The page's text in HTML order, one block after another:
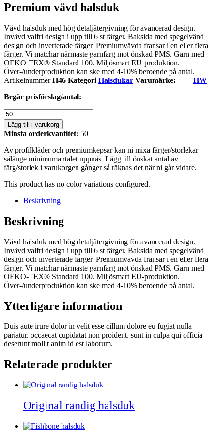
Premium vävd halsduk
Vävd halsduk med hög detaljåtergivning för avancerad design.
Invävd valfri design i upp till 6 st färger. Baksida med spegelvänd
design och inverterade färger. Premiumvävda fransar i en eller flera
färger. Vi matchar närmaste garnfärg mot önskad PMS. Garn med
OEKO-TEX® Standard 100. Miljösmart EU-produktion.
Över-/underproduktion kan ske med 4-10% beroende på antal.
ArtikelnummerH46 Kategori Halsdukar Varumärke:
HW
Begär prisförslag/antal:
Premium
vävd
halsduk
mängd
Lägg till i varukorg
Minsta orderkvantitet: 50
Av profilkläder och premiumkepsar kan ni mixa färger/storlekar
sålänge minimumantalet uppnås. Lägg till önskat antal av
färg/storlek i varukorgen gånger så räknas det när ni går vidare.
This product has no color variations configured.
Beskrivning
Beskrivning
Vävd halsduk med hög detaljåtergivning för avancerad design.
Invävd valfri design i upp till 6 st färger. Baksida med spegelvänd
design och inverterade färger. Premiumvävda fransar i en eller flera
färger. Vi matchar närmaste garnfärg mot önskad PMS. Garn med
OEKO-TEX® Standard 100. Miljösmart EU-produktion.
Över-/underproduktion kan ske med 4-10% beroende på antal.
Ytterligare information
Duis aute irure dolor in velit esse cillum dolore eu fugiat nulla
pariatur. occaecat cupidatat non proident, sunt in culpa qui officia
deserunt mollit anim id est laborum.
Relaterade produkter
Original randig halsduk